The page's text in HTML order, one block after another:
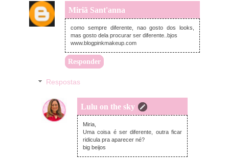
Miriã Sant'anna
segunda-feira, dezembro 09, 2013
como sempre diferente, nao gosto dos looks,
mas gosto dela procurar ser diferente..bjos
www.blogpinkmakeup.com
Responder
Respostas
Lulu on the sky
terça-feira, dezembro 10, 2013
Miria,
Uma coisa é ser diferente, outra ficar
ridicula pra aparecer né?
big beijos